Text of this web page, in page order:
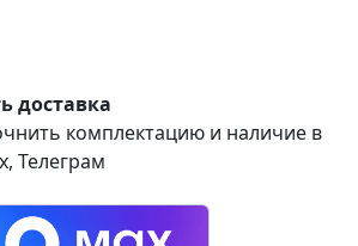
[2]
[1]
[3]
доставка
комплектацию и наличие в
Телеграм